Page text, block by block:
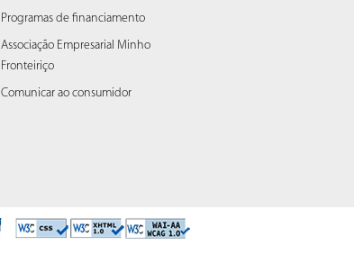
Programas de financiamento
Associação Empresarial Minho
Fronteiriço
Comunicar ao consumidor